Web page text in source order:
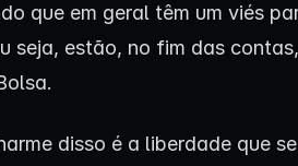
que em geral têm um viés
seja, estão, no fim das
disso é a liberdade que